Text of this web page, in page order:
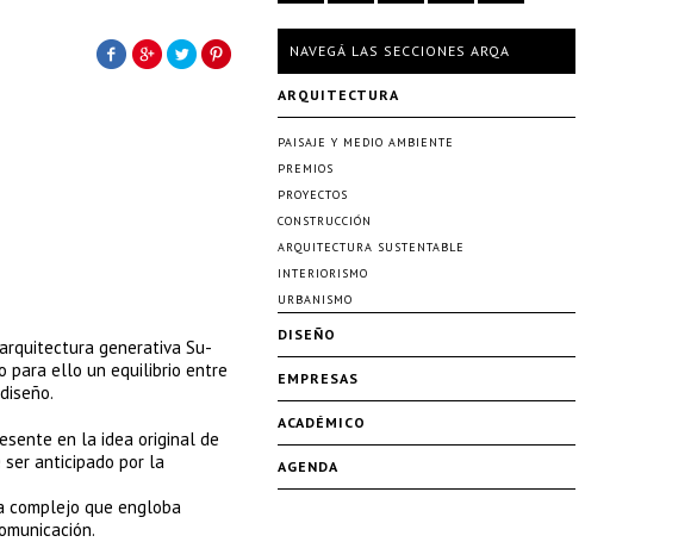
generativa Su-
para ello un equilibrio entre
en la idea original de
ser anticipado por la
complejo que engloba
NAVEGÁ LAS SECCIONES ARQA
ARQUITECTURA
PAISAJE Y MEDIO AMBIENTE
PREMIOS
PROYECTOS
CONSTRUCCIÓN
ARQUITECTURA SUSTENTABLE
INTERIORISMO
URBANISMO
DISEÑO
EMPRESAS
ACADÉMICO
AGENDA